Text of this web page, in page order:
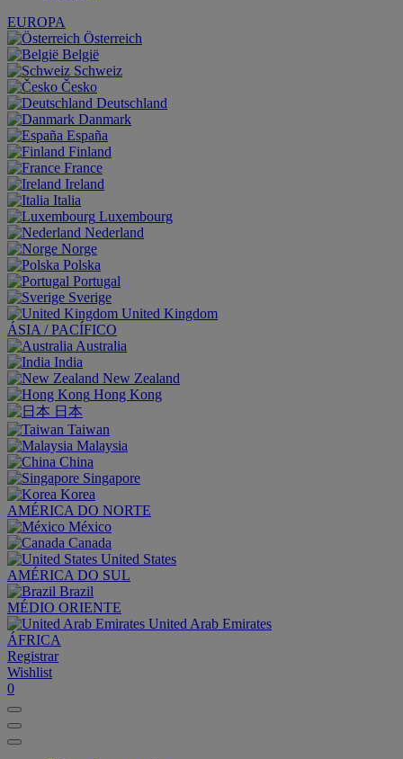
EUROPA
Österreich
België
Schweiz
Česko
Deutschland
Danmark
España
Finland
France
Ireland
Italia
Luxembourg
Nederland
Norge
Polska
Portugal
Sverige
United Kingdom
ÁSIA / PACÍFICO
Australia
India
New Zealand
Hong Kong
日本
Taiwan
Malaysia
China
Singapore
Korea
AMÉRICA DO NORTE
México
Canada
United States
AMÉRICA DO SUL
Brazil
MÉDIO ORIENTE
United Arab Emirates
ÁFRICA
Registrar
Wishlist
0